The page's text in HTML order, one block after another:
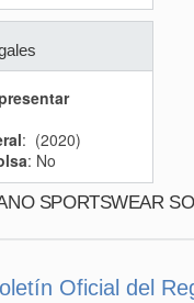
: (2020)
: No
SPORTSWEAR
Oficial del